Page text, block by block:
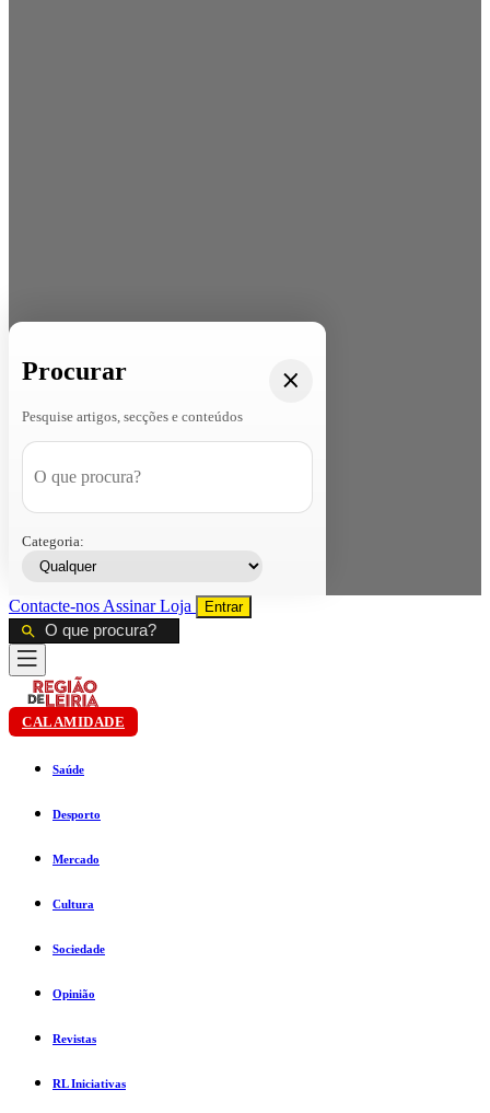
Procurar
Pesquise artigos, secções e conteúdos
Categoria:
Contacte-nos AssinarLoja Entrar
CALAMIDADE
Saúde
Desporto
Mercado
Cultura
Sociedade
Opinião
Revistas
RL Iniciativas